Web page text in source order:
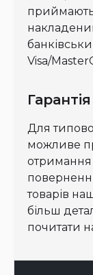
Visa/
Для
можливе
отримання
товарів
більш
почитати